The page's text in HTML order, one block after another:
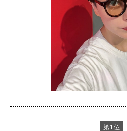
第1位